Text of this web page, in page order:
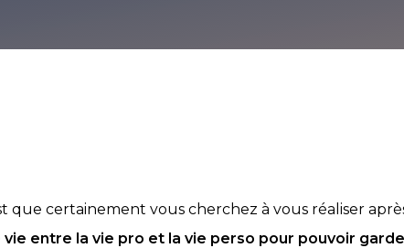
que certainement vous cherchez à vous réaliser
entre la vie pro et la vie perso pour pouvoir